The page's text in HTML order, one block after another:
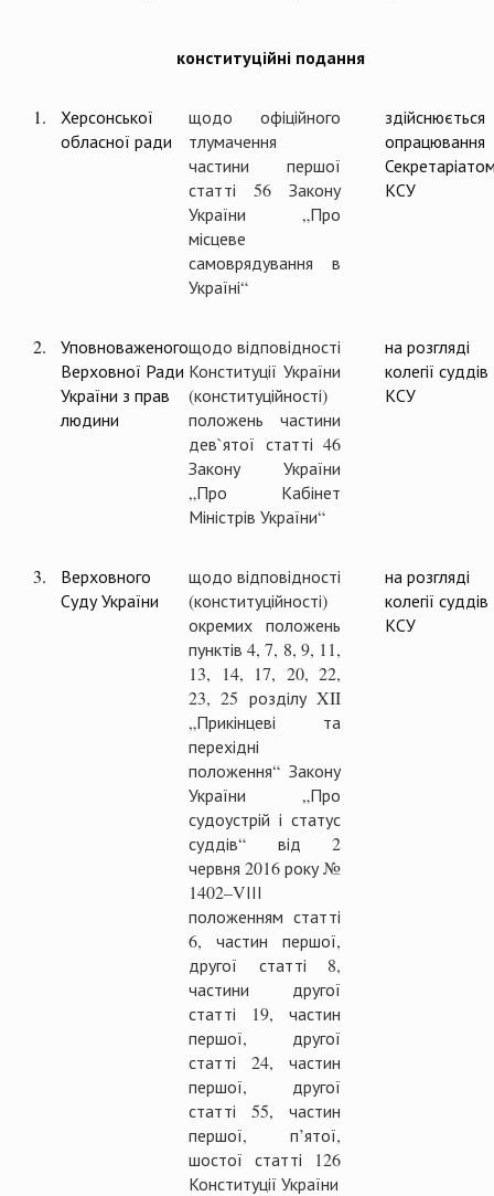
конституційні подання
1.
Херсонської
обласної ради
щодо офіційного
тлумачення
частини першої
статті 56 Закону
України „Про
місцеве
самоврядування в
Україні“
здійснюється
опрацювання
КСУ
2.
Уповноваженого
Верховної Ради
України з прав
людини
щодо відповідності
Конституції України
(конституційності)
положень частини
дев`ятої статті 46
Закону України
„Про Кабінет
Міністрів України“
на розгляді
колегії суддів
КСУ
3.
Верховного
Суду України
щодо відповідності
(конституційності)
окремих положень
пунктів 4, 7, 8, 9, 11,
13, 14, 17, 20, 22,
23, 25 розділу XII
„Прикінцеві та
перехідні
положення“ Закону
України „Про
судоустрій і статус
суддів“ від 2
червня 2016 року №
1402–VІІІ
положенням статті
6, частин першої,
другої статті 8,
частини другої
статті 19, частин
першої, другої
статті 24, частин
першої, другої
статті 55, частин
першої, п’ятої,
шостої статті 126
Конституції України
на розгляді
колегії суддів
КСУ